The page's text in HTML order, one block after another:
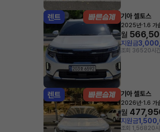
렌트 기아 셀토스
2025년·1.6 가
월
지원금
조회 36520시
렌트 기아 셀토스
2026년·1.6 가
월
지원금
조회 1,56820시